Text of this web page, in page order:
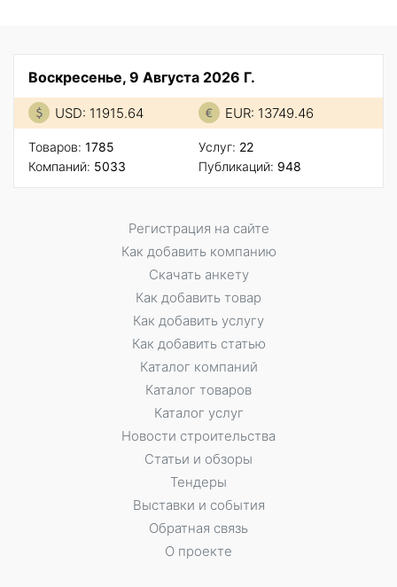
Воскресенье, 9 Августа 2026 Г.
USD: 11915.64 EUR: 13749.46
Товаров: 1785
Компаний: 5033
Услуг: 22
Публикаций: 948
Регистрация на сайте
Как добавить компанию
Скачать анкету
Как добавить товар
Как добавить услугу
Как добавить статью
Каталог компаний
Каталог товаров
Каталог услуг
Новости строительства
Статьи и обзоры
Тендеры
Выставки и события
Обратная связь
О проекте